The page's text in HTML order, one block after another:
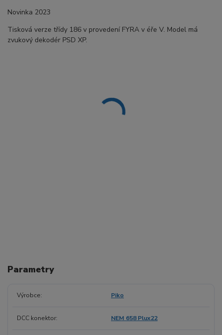
Novinka 2023
Tisková verze třídy 186 v provedení FYRA v éře V. Model má
zvukový dekodér PSD XP.
Parametry
Výrobce Piko
DCC konektor NEM 658 Plux22